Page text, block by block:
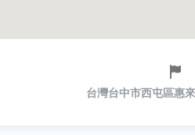
台灣台中市西屯區惠